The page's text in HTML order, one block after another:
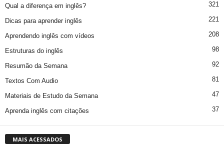
Qual a diferença em inglês? 321
Dicas para aprender inglês 221
Aprendendo inglês com vídeos 208
Estruturas do inglês 98
Resumão da Semana 92
Textos Com Audio 81
Materiais de Estudo da Semana 47
Aprenda inglês com citações 37
MAIS ACESSADOS